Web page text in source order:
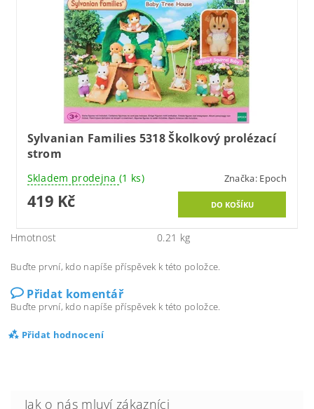
Sylvanian Families 5318 Školkový prolézací
strom
Skladem prodejna (1 ks) Značka: Epoch
419 Kč
Hmotnost 0.21 kg
Buďte první, kdo napíše příspěvek k této položce.
Přidat komentář
Buďte první, kdo napíše příspěvek k této položce.
Přidat hodnocení